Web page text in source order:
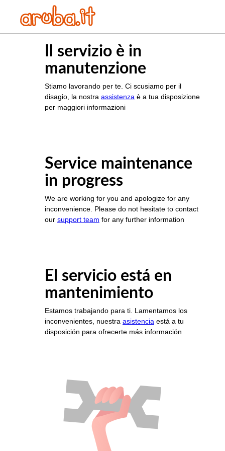
Il servizio è in
manutenzione
Stiamo lavorando per te. Ci scusiamo per il
disagio, la nostra assistenza è a tua disposizione
per maggiori informazioni
Service maintenance
in progress
We are working for you and apologize for any
inconvenience. Please do not hesitate to contact
our support team for any further information
El servicio está en
mantenimiento
Estamos trabajando para ti. Lamentamos los
inconvenientes, nuestra asistencia está a tu
disposición para ofrecerte más información